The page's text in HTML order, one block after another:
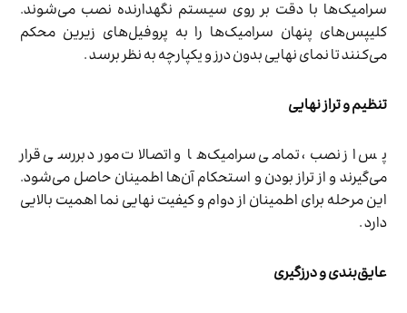
سرامیک‌ها با دقت بر روی سیستم نگهدارنده نصب می‌شوند.
کلیپس‌های پنهان سرامیک‌ها را به پروفیل‌های زیرین محکم
می‌کنند تا نمای نهایی بدون درز و یکپارچه به نظر برسد .
تنظیم و تراز نهایی
پس از نصب، تمامی سرامیک‌ها و اتصالات مورد بررسی قرار
می‌گیرند و از تراز بودن و استحکام آن‌ها اطمینان حاصل می‌شود.
این مرحله برای اطمینان از دوام و کیفیت نهایی نما اهمیت بالایی
دارد .
عایق‌بندی و درزگیری